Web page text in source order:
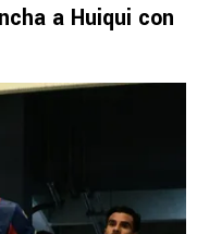
a Huiqui con